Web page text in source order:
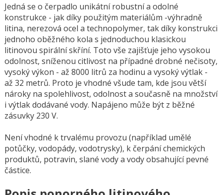
Jedná se o čerpadlo unikátní robustní a odolné
konstrukce - jak díky použitým materiálům -výhradně
litina, nerezová ocel a technopolymer, tak díky konstrukci
jednoho oběžného kola s jednoduchou klasickou
litinovou spirální skříní. Toto vše zajišťuje jeho vysokou
odolnost, sníženou citlivost na případné drobné nečisoty,
vysoký výkon - až 8000 litrů za hodinu a vysoký výtlak -
až 32 metrů. Proto je vhodné všude tam, kde jsou větší
nároky na spolehlivost, odolnost a současně na množství
i výtlak dodávané vody. Napájeno může být z běžné
zásuvky 230 V.
Není vhodné k trvalému provozu (například umělé
potůčky, vodopády, vodotrysky), k čerpání chemických
produktů, potravin, slané vody a vody obsahující pevné
částice.